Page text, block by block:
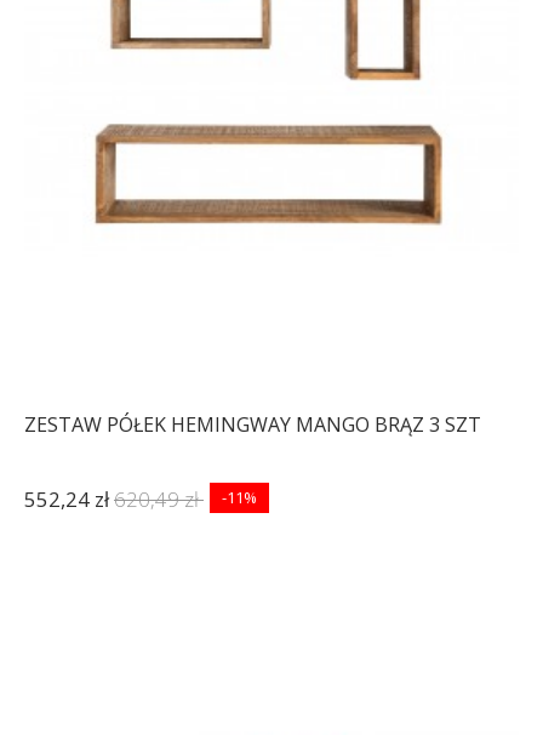
ZESTAW PÓŁEK HEMINGWAY MANGO BRĄZ 3 SZT
552,24 zł620,49 zł -11%